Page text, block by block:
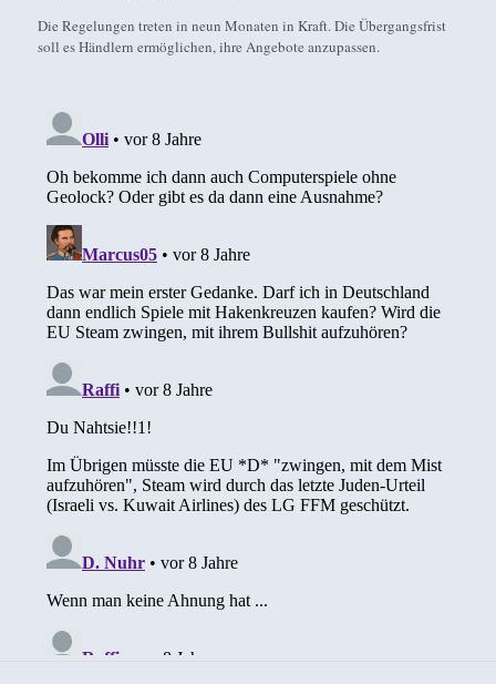
Die Regelungen treten in neun Monaten in Kraft. Die Übergangsfrist
soll es Händlern ermöglichen, ihre Angebote anzupassen.